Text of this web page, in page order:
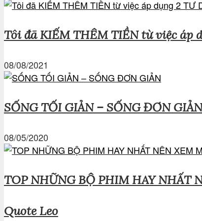
Tôi đã KIẾM THÊM TIỀN từ việc áp
08/08/2021
SỐNG TỐI GIẢN – SỐNG ĐƠN GIẢN
08/05/2020
TOP NHỮNG BỘ PHIM HAY NHẤT
Quote Leo